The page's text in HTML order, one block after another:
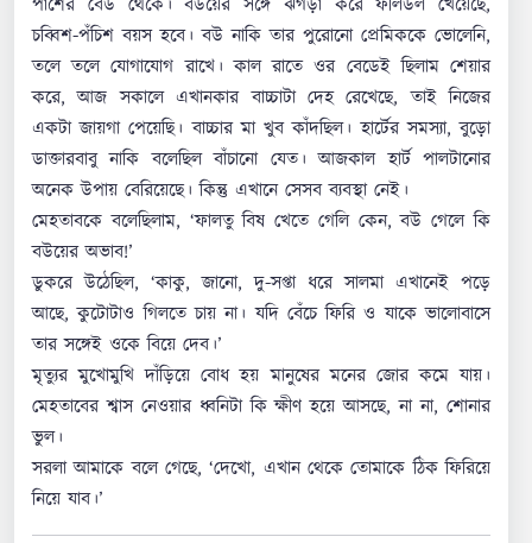
পাশের বেড থেকে। বউয়ের সঙ্গে ঝগড়া করে ফলিডল খেয়েছে,
চব্বিশ-পঁচিশ বয়স হবে। বউ নাকি তার পুরোনো প্রেমিককে ভোলেনি,
তলে তলে যোগাযোগ রাখে। কাল রাতে ওর বেডেই ছিলাম শেয়ার
করে, আজ সকালে এখানকার বাচ্চাটা দেহ রেখেছে, তাই নিজের
একটা জায়গা পেয়েছি। বাচ্চার মা খুব কাঁদছিল। হার্টের সমস্যা, বুড়ো
ডাক্তারবাবু নাকি বলেছিল বাঁচানো যেত। আজকাল হার্ট পালটানোর
অনেক উপায় বেরিয়েছে। কিন্তু এখানে সেসব ব্যবস্থা নেই।
মেহতাবকে বলেছিলাম, ‘ফালতু বিষ খেতে গেলি কেন, বউ গেলে কি
বউয়ের অভাব!’
ডুকরে উঠেছিল, ‘কাকু, জানো, দু-সপ্তা ধরে সালমা এখানেই পড়ে
আছে, কুটোটাও গিলতে চায় না। যদি বেঁচে ফিরি ও যাকে ভালোবাসে
তার সঙ্গেই ওকে বিয়ে দেব।’
মৃত্যুর মুখোমুখি দাঁড়িয়ে বোধ হয় মানুষের মনের জোর কমে যায়।
মেহতাবের শ্বাস নেওয়ার ধ্বনিটা কি ক্ষীণ হয়ে আসছে, না না, শোনার
ভুল।
সরলা আমাকে বলে গেছে, ‘দেখো, এখান থেকে তোমাকে ঠিক ফিরিয়ে
নিয়ে যাব।’